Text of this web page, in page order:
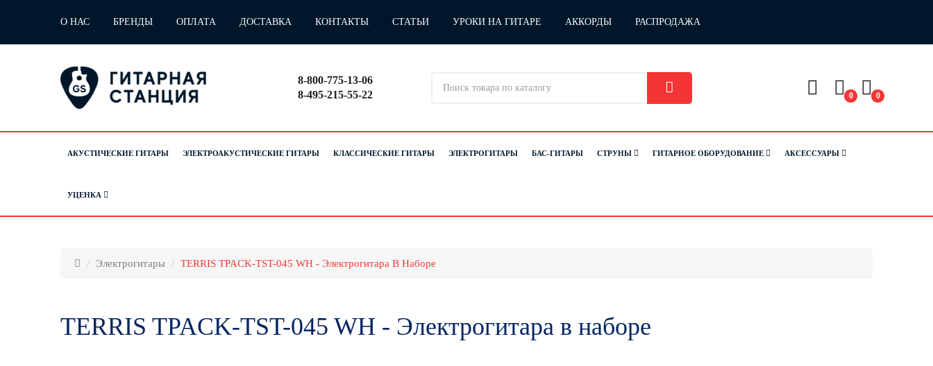
О НАС БРЕНДЫ ОПЛАТА ДОСТАВКА КОНТАКТЫ СТАТЬИ УРОКИ НА ГИТАРЕ АККОРДЫ РАСПРОДАЖА
8-800-775-13-06
8-495-215-55-22
0 0
АКУСТИЧЕСКИЕ ГИТАРЫ ЭЛЕКТРОАКУСТИЧЕСКИЕ ГИТАРЫ КЛАССИЧЕСКИЕ ГИТАРЫ ЭЛЕКТРОГИТАРЫ БАС-ГИТАРЫ СТРУНЫ ГИТАРНОЕ ОБОРУДОВАНИЕ АКСЕССУАРЫ
УЦЕНКА
Электрогитары TERRIS TPACK-TST-045 WH - Электрогитара В Наборе
TERRIS TPACK-TST-045 WH - Электрогитара в наборе